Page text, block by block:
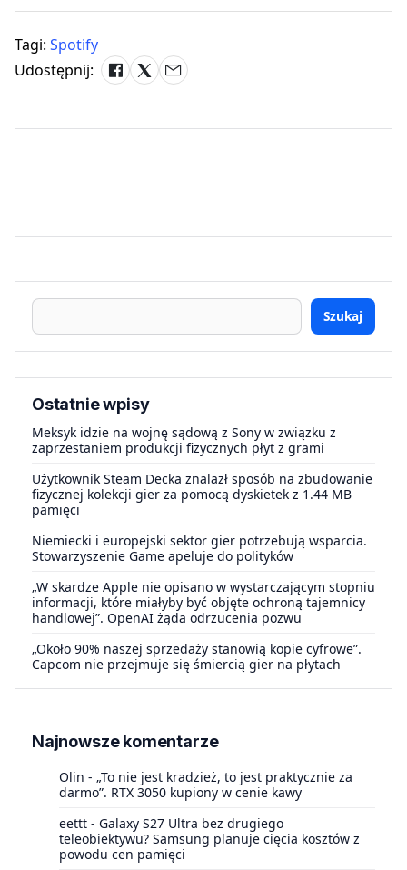
Tagi: Spotify
Udostępnij:
Szukaj
Ostatnie wpisy
Meksyk idzie na wojnę sądową z Sony w związku z
zaprzestaniem produkcji fizycznych płyt z grami
Użytkownik Steam Decka znalazł sposób na zbudowanie
fizycznej kolekcji gier za pomocą dyskietek z 1.44 MB
pamięci
Niemiecki i europejski sektor gier potrzebują wsparcia.
Stowarzyszenie Game apeluje do polityków
„W skardze Apple nie opisano w wystarczającym stopniu
informacji, które miałyby być objęte ochroną tajemnicy
handlowej”. OpenAI żąda odrzucenia pozwu
„Około 90% naszej sprzedaży stanowią kopie cyfrowe”.
Capcom nie przejmuje się śmiercią gier na płytach
Najnowsze komentarze
Olin - „To nie jest kradzież, to jest praktycznie za
darmo”. RTX 3050 kupiony w cenie kawy
eettt - Galaxy S27 Ultra bez drugiego
teleobiektywu? Samsung planuje cięcia kosztów z
powodu cen pamięci